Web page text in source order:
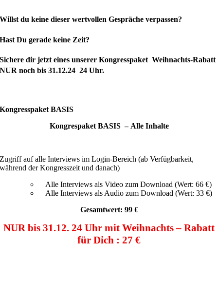
Willst du keine dieser wertvollen Gespräche verpassen?
Hast Du gerade keine Zeit?
Sichere dir jetzt eines unserer Kongresspaket Weihnachts-Rabatt
NUR noch bis 31.12.24 24 Uhr.
Kongresspaket BASIS
Kongrespaket BASIS – Alle Inhalte
Zugriff auf alle Interviews im Login-Bereich (ab Verfügbarkeit,
während der Kongresszeit und danach)
Alle Interviews als Video zum Download (Wert: 66 €)
Alle Interviews als Audio zum Download (Wert: 33 €)
Gesamtwert:99€
NUR bis 31.12. 24 Uhr mit Weihnachts – Rabatt
für Dich : 27 €